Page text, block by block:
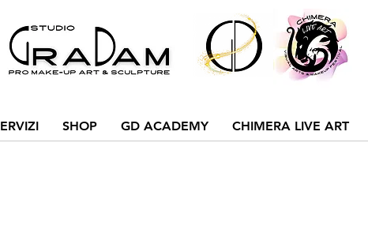
SHOP GD ACADEMY CHIMERA LIVE ART